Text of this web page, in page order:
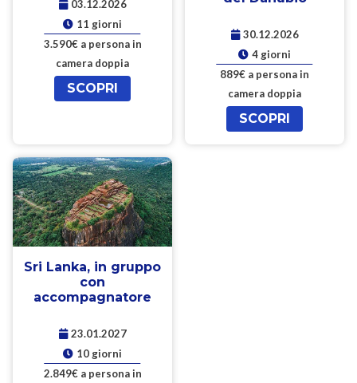
03.12.2026
11 giorni
3.590€ a persona in
camera doppia
SCOPRI
30.12.2026
4 giorni
889€ a persona in
camera doppia
SCOPRI
Sri Lanka, in gruppo
con
accompagnatore
23.01.2027
10 giorni
2.849€ a persona in